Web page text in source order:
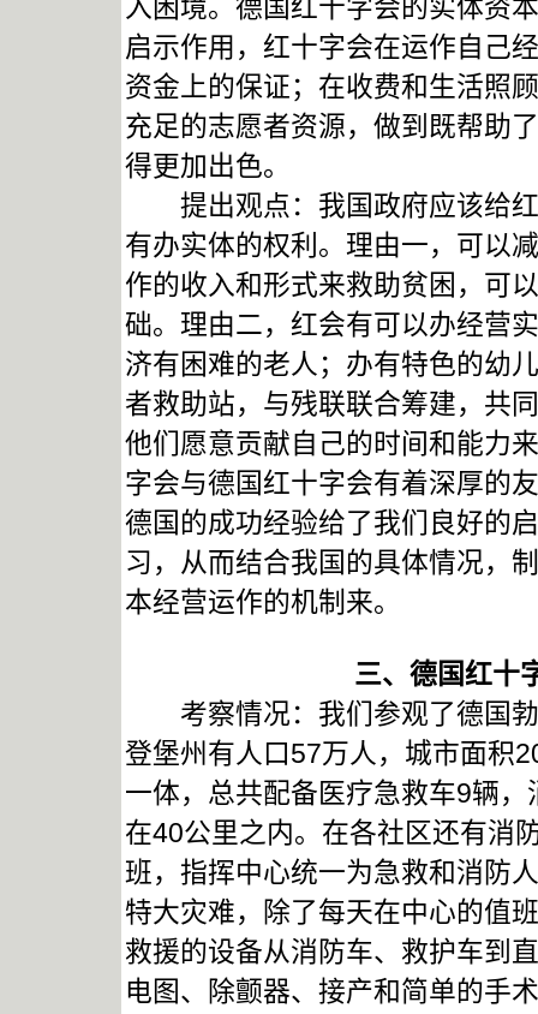
入困境。德国红十字会的实体资
启示作用，红十字会在运作自己
资金上的保证；在收费和生活照
充足的志愿者资源，做到既帮助
得更加出色。
提出观点：我国政府应该给红
有办实体的权利。理由一，可以
作的收入和形式来救助贫困，可
础。理由二，红会有可以办经营
济有困难的老人；办有特色的幼
者救助站，与残联联合筹建，共
他们愿意贡献自己的时间和能力
字会与德国红十字会有着深厚的
德国的成功经验给了我们良好的
习，从而结合我国的具体情况，
本经营运作的机制来。
三、德国红十
考察情况：我们参观了德国勃
登堡州有人口57万人，城市面积
一体，总共配备医疗急救车9辆
在40公里之内。在各社区还有消
班，指挥中心统一为急救和消防
特大灾难，除了每天在中心的值
救援的设备从消防车、救护车到
电图、除颤器、接产和简单的手